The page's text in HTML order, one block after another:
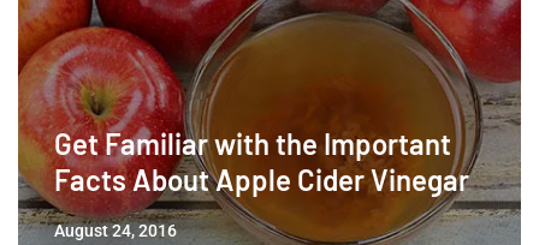
Get Familiar with the Important
Facts About Apple Cider Vinegar
August 24, 2016